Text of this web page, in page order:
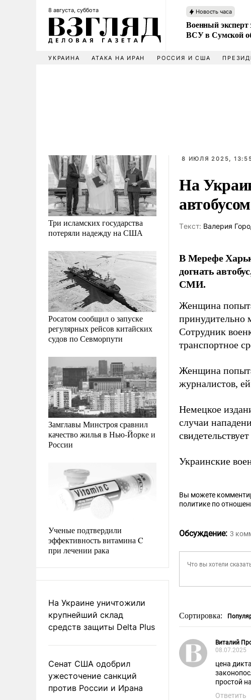
8 августа, суббота Новость часа
Военный эксперт
ВСУ в Сумской
УКРАИНА АТАКА НА ИРАН РОССИЯ И США
Три исламских государства
потеряли надежду на США
Росатом сообщил о запуске
регулярных рейсов китайских
судов по Севморпути
Замглавы Минстроя сравнил
качество жилья в Нью-Йорке и
России
Ученые подтвердили
эффективность витамина C
при лечении рака
На Украине уничтожили
крупнейший склад
средств защиты Delta Plus
Сенат США одобрил
ужесточение санкций
против России и Ирана
8 ИЮЛЯ 2025,
На
Tекст: Валерия
В Мерефе
догнать
СМИ.
Женщина
принудительно
Сотрудник
транспортное
Женщина
журналистов,
Немецкое
случаи
Украинские
Вы можете
политике по
Обсуждение: 3
Сортировка:
Виталий
08.07.2025
цена
простой
Ответить